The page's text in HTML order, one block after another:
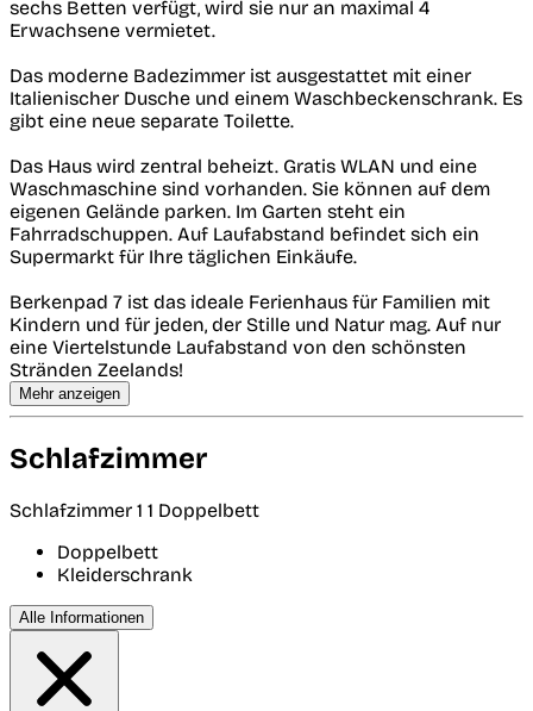
sechs Betten verfügt, wird sie nur an maximal 4
Erwachsene vermietet.
Das moderne Badezimmer ist ausgestattet mit einer
Italienischer Dusche und einem Waschbeckenschrank. Es
gibt eine neue separate Toilette.
Das Haus wird zentral beheizt. Gratis WLAN und eine
Waschmaschine sind vorhanden. Sie können auf dem
eigenen Gelände parken. Im Garten steht ein
Fahrradschuppen. Auf Laufabstand befindet sich ein
Supermarkt für Ihre täglichen Einkäufe.
Berkenpad 7 ist das ideale Ferienhaus für Familien mit
Kindern und für jeden, der Stille und Natur mag. Auf nur
eine Viertelstunde Laufabstand von den schönsten
Stränden Zeelands!
Mehr anzeigen
Schlafzimmer
Schlafzimmer 1 1 Doppelbett
Doppelbett
Kleiderschrank
Alle Informationen